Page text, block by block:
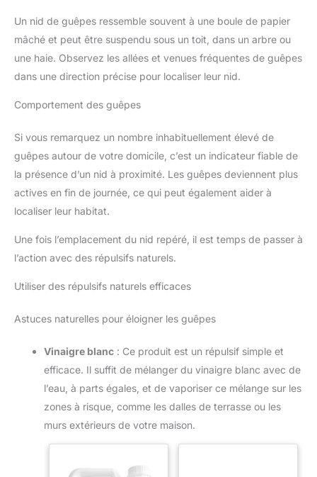
Un nid de guêpes ressemble souvent à une boule de papier
mâché et peut être suspendu sous un toit, dans un arbre ou
une haie. Observez les allées et venues fréquentes de guêpes
dans une direction précise pour localiser leur nid.
Comportement des guêpes
Si vous remarquez un nombre inhabituellement élevé de
guêpes autour de votre domicile, c’est un indicateur fiable de
la présence d’un nid à proximité. Les guêpes deviennent plus
actives en fin de journée, ce qui peut également aider à
localiser leur habitat.
Une fois l’emplacement du nid repéré, il est temps de passer à
l’action avec des répulsifs naturels.
Utiliser des répulsifs naturels efficaces
Astuces naturelles pour éloigner les guêpes
Vinaigre blanc : Ce produit est un répulsif simple et
efficace. Il suffit de mélanger du vinaigre blanc avec de
l’eau, à parts égales, et de vaporiser ce mélange sur les
zones à risque, comme les dalles de terrasse ou les
murs extérieurs de votre maison.